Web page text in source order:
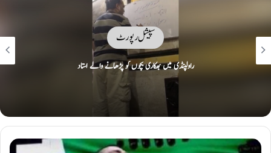
سپیشل رپورٹ
پاکستان اور بھارت کے درمیان اہم سرحدی گزرگاہیں